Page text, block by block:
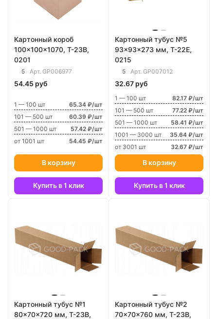
Картонный короб
100x100x1070, Т-23В,
0201
5 Арт. GP006977
54.45 руб
1 — 100 шт
65.34 ₽/шт
101 — 500 шт
60.39 ₽/шт
501 — 1000 шт
57.42 ₽/шт
от 1001 шт
54.45 ₽/шт
В корзину
Купить в 1 клик
Картонный тубус №5
93x93x273 мм, Т-22E,
0215
5 Арт. GP007012
32.67 руб
1 — 100 шт
82.17 ₽/шт
101 — 500 шт
77.22 ₽/шт
501 — 1000 шт
58.41 ₽/шт
1001 — 3000 шт
35.64 ₽/шт
от 3001 шт
32.67 ₽/шт
В корзину
Купить в 1 клик
Картонный тубус №1
80x70x720 мм, Т-23В,
Картонный тубус №2
70x70x760 мм, Т-23В,